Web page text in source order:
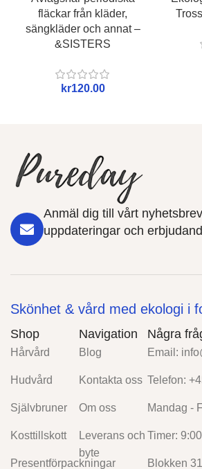
fläckar från kläder,
sängkläder och annat –
&SISTERS
kr
Anmäl dig till vårt
uppdateringar och
Skönhet & vård med ekologi i
Shop
Hårvård
Hudvård
Självbruner
Kosttillskott
Presentförpackningar
Navigation
Blog
Kontakta oss
Om oss
Leverans och
byte
Några
Email:
Telefon:
Mandag -
Timer:
Blokken